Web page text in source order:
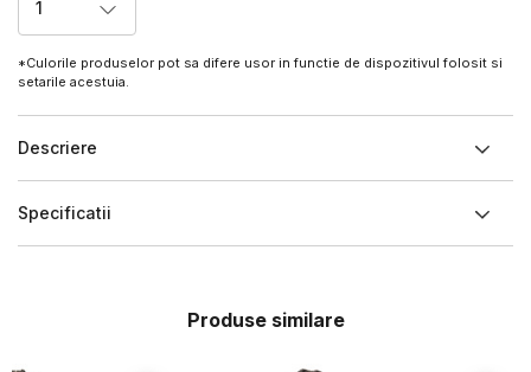
1
*Culorile produselor pot sa difere usor in functie de dispozitivul folosit si
setarile acestuia.
Descriere
Specificatii
Produse similare